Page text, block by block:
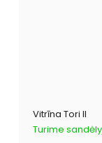
Vitrīna Tori II
Turime